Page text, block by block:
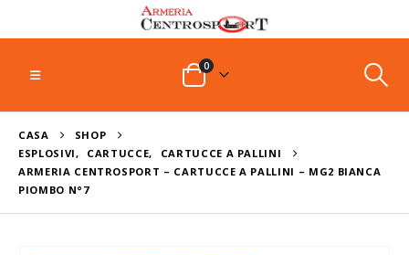
0
CASA
SHOP
ESPLOSIVI, CARTUCCE,
CARTUCCE A PALLINI
ARMERIA CENTROSPORT – CARTUCCE A PALLINI – MG2 BIANCA
PIOMBO N°7